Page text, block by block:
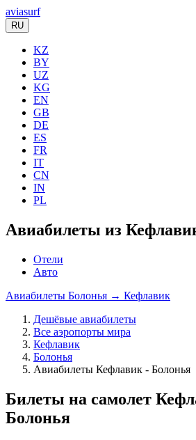
aviasurf
RU
KZ
BY
UZ
KG
EN
GB
DE
ES
FR
IT
CN
IN
PL
Авиабилеты из
Отели
Авто
Авиабилеты Болонья → Кефлавик
Дешёвые авиабилеты
Все аэропорты мира
Кефлавик
Болонья
Авиабилеты Кефлавик - Болонья
Билеты на самолет
Болонья